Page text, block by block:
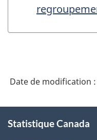
Date de modification :
propos
Statistique Canada